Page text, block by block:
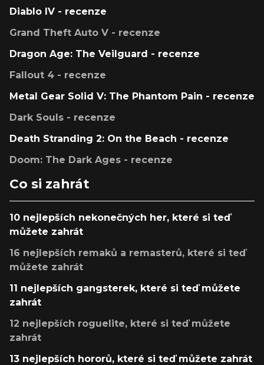
Diablo IV - recenze
Grand Theft Auto V - recenze
Dragon Age: The Veilguard - recenze
Fallout 4 - recenze
Metal Gear Solid V: The Phantom Pain - recenze
Dark Souls - recenze
Death Stranding 2: On the Beach - recenze
Doom: The Dark Ages - recenze
Co si zahrát
10 nejlepších nekonečných her, které si teď
můžete zahrát
16 nejlepších remaků a remasterů, které si teď
můžete zahrát
11 nejlepších gangsterek, které si teď můžete
zahrát
12 nejlepších roguelite, které si teď můžete
zahrát
13 nejlepších hororů, které si teď můžete zahrát